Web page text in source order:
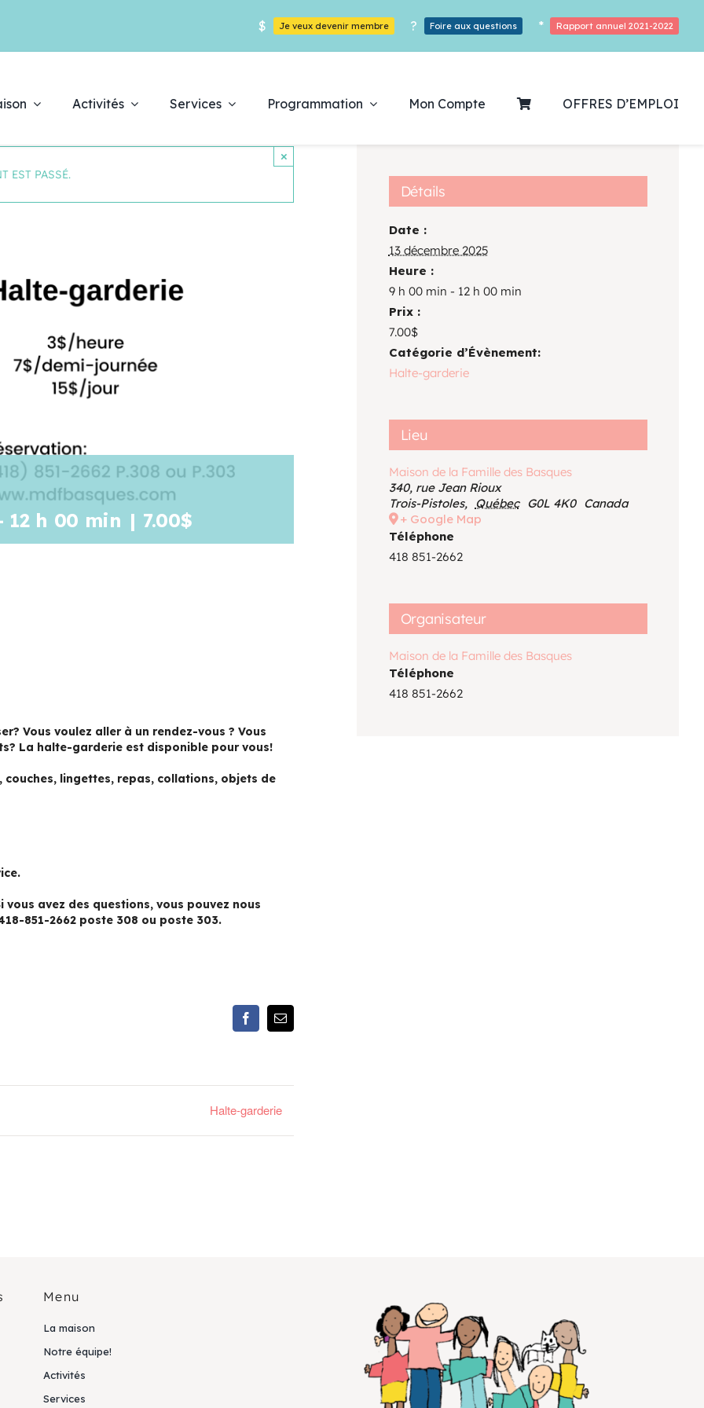
$ Je veux devenir membre ? Foire aux questions * Rapport annuel 2021-2022
Activités Services Programmation
Découvrez notre
programmation
Des Heures De Plaisirs!
Voir le calendrier
Mon Compte OFFRES D’EMPLOI
EST PASSÉ.
×
12 h 00 min | 7.00$
Vous voulez aller à un rendez-vous ? Vous
La halte-garderie est disponible pour vous!
lingettes, repas, collations, objets de
avez des questions, vous pouvez nous
851-2662 poste 308 ou poste 303.
FacebookEmail
Halte-garderie
Détails
Date :
13 décembre 2025
Heure :
9 h 00 min - 12 h 00 min
Prix :
7.00$
Catégorie d’Évènement:
Halte-garderie
Lieu
Maison de la Famille des Basques
340, rue Jean Rioux
Trois-Pistoles, Québec G0L 4K0 Canada
+ Google Map
Téléphone
418 851-2662
Organisateur
Maison de la Famille des Basques
Téléphone
418 851-2662
Menu
La maison
Notre équipe!
Activités
Services